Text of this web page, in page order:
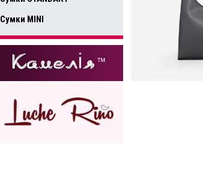
Сумки MINI